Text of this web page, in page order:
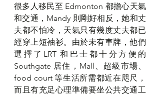
很多人移民至 Edmonton 都擔心天氣
和交通，Mandy 則剛好相反，她和丈
夫都不怕冷，天氣只有幾度丈夫都已
經穿上短袖衫。由於未有車牌，他們
選擇了LRT 和巴士都十分方便的
Southgate 居住，Mall、超級市場、
food court 等生活所需都近在咫尺，
而且有充足心理準備要坐公共交通工